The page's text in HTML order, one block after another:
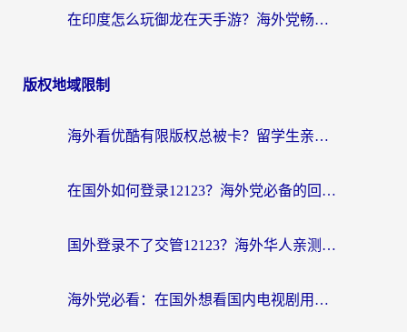
在印度怎么玩御龙在天手游？海外党畅玩国服的终极生存指南
版权地域限制
海外看优酷有限版权总被卡？留学生亲测有效的回国加速器选择指南
在国外如何登录12123？海外党必备的回国加速实用指南
国外登录不了交管12123？海外华人亲测有效的回国加速器选择指南
海外党必看：在国外想看国内电视剧用什么软件？3步解决地域限制